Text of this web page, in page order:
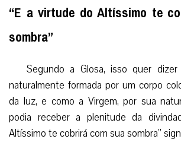
“E a virtude do Altíssimo te
sombra”
Segundo a Glosa, isso quer
naturalmente formada por um corpo
da luz, e como a Virgem, por sua
podia receber a plenitude da
Altíssimo te cobrirá com sua sombra”